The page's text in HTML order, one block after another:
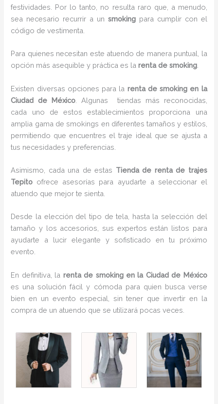
festividades. Por lo tanto, no resulta raro que, a menudo,
sea necesario recurrir a un smokingpara cumplir con el
código de vestimenta.
Para quienes necesitan este atuendo de manera puntual, la
opción más asequible y práctica es larenta de smoking
Existen diversas opciones para la renta de smoking en la
Ciudad de México . Algunas tiendas más reconocidas,
cada uno de estos establecimientos proporciona una
amplia gama de smokings en diferentes tamaños y estilos,
permitiendo que encuentres el traje ideal que se ajusta a
tus necesidades y preferencias.
Asimismo, cada una de estas Tienda de renta de trajes
Tepito ofrece asesorías para ayudarte a seleccionar el
atuendo que mejor te sienta.
Desde la elección del tipo de tela, hasta la selección del
tamaño y los accesorios, sus expertos están listos para
ayudarte a lucir elegante y sofisticado en tu próximo
evento.
En definitiva, la renta de smoking en la Ciudad de México
es una solución fácil y cómoda para quien busca verse
bien en un evento especial, sin tener que invertir en la
compra de un atuendo que se utilizará pocas veces.